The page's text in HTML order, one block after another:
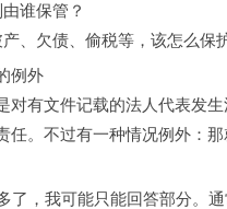
谁保管？
、欠债、偷税等，该怎么保
例外
对有文件记载的法人代表发
任。不过有一种情况例外：
了，我可能只能回答部分。